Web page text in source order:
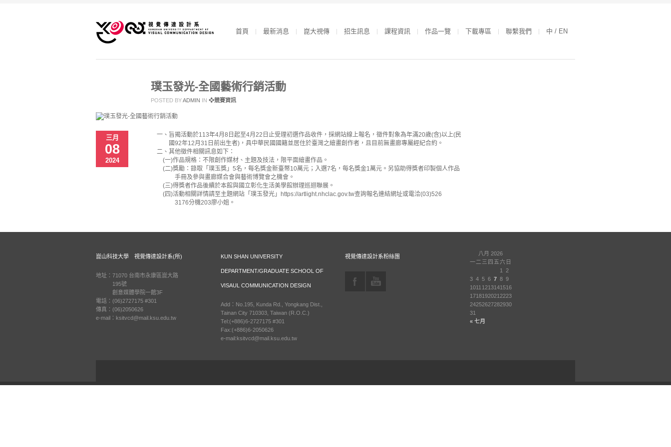
首頁 最新消息 崑大視傳 招生訊息 課程資訊 作品一覽 下載專區 聯繫我們 中 / EN
璞玉發光-全國藝術行銷活動
POSTED BYADMIN IN ❖競賽資訊
三月
08
2024
一、旨揭活動於113年4月8日起至4月22日止受理初選作品收件，採網站線上報名，徵件對象為年滿20歲(含)以上(民
國92年12月31日前出生者)，具中華民國國籍並居住於臺灣之繪畫創作者，且目前無畫廊專屬經紀合約。
二、其他徵件相關訊息如下：
(一)作品規格：不限創作媒材、主題及技法，限平面繪畫作品。
(二)獎勵：錄取「璞玉獎」5名，每名獎金新臺幣10萬元；入選7名，每名獎金1萬元。另協助得獎者印製個人作品
手冊及參與畫廊媒合會與藝術博覽會之機會。
(三)得獎者作品後續於本館與國立彰化生活美學館辦理巡迴聯展。
(四)活動相關詳情請至主題網站「璞玉發光」https://artlight.nhclac.gov.tw查詢報名連結網址或電洽(03)526
3176分機203廖小姐。
崑山科技大學 視覺傳達設計系(所)
地址：71070 台南市永康區崑大路
195號
創意媒體學院一館3F
電話：(06)2727175 #301
傳真：(06)2050626
e-mail：ksitvcd@mail.ksu.edu.tw
KUN SHAN UNIVERSITY
DEPARTMENT/GRADUATE SCHOOL OF
VISAUL COMMUNICATION DESIGN
Add：No.195, Kunda Rd., Yongkang Dist.,
Tainan City 710303, Taiwan (R.O.C.)
Tel:(+886)6-2727175 #301
Fax:(+886)6-2050626
e-mail:ksitvcd@mail.ksu.edu.tw
視覺傳達設計系粉絲團
八月 2026
一二 三 四 五六 日
« 七月
1
2
3 4 5 6 7 8 9
1011 1213141516
1718192021 2223
24252627282930
31